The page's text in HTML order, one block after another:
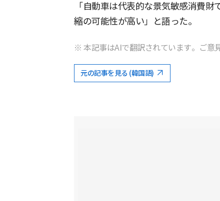
「自動車は代表的な景気敏感消費
縮の可能性が高い」と語った。
※ 本記事はAIで翻訳されています。ご意
元の記事を見る (韓国語)